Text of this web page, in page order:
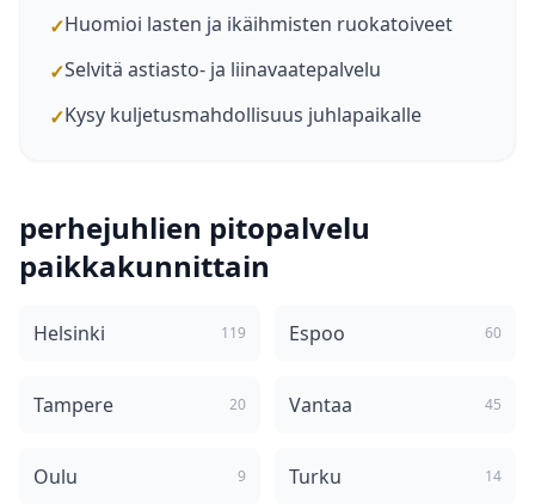
✓Huomioi lasten ja ikäihmisten ruokatoiveet
✓Selvitä astiasto- ja liinavaatepalvelu
✓Kysy kuljetusmahdollisuus juhlapaikalle
perhejuhlien pitopalvelu
paikkakunnittain
Helsinki 119 Espoo 60
Tampere 20 Vantaa 45
Oulu 9 Turku 14